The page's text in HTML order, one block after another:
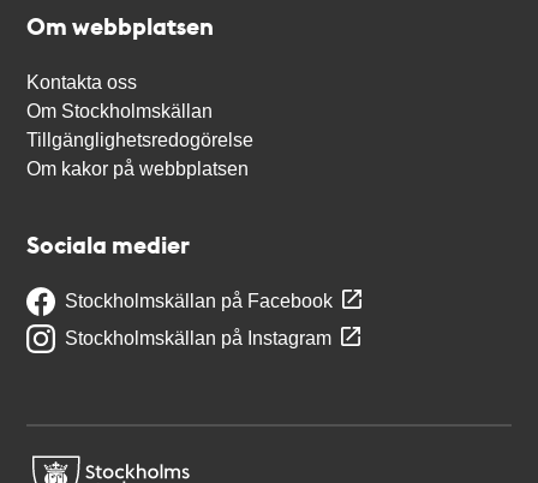
Om webbplatsen
Kontakta oss
Om Stockholmskällan
Tillgänglighetsredogörelse
Om kakor på webbplatsen
Sociala medier
Stockholmskällan på Facebook
Stockholmskällan på Instagram